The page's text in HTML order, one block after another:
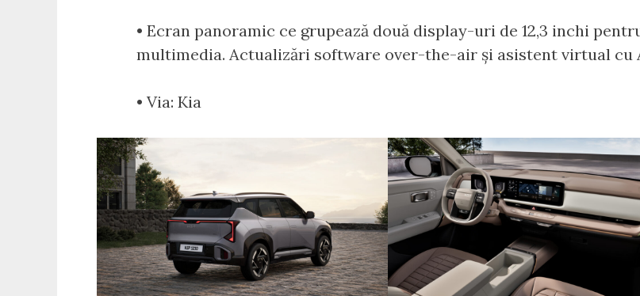
• Ecran panoramic ce grupează două display-uri de 12,3 inchi
multimedia. Actualizări software over-the-air și asistent virtual cu
• Via: Kia